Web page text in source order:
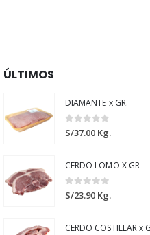
ÚLTIMOS
DIAMANTE x GR.
0 out of 5
S/37.00 Kg.
CERDO LOMO X GR
0 out of 5
S/23.90 Kg.
CERDO COSTILLAR x